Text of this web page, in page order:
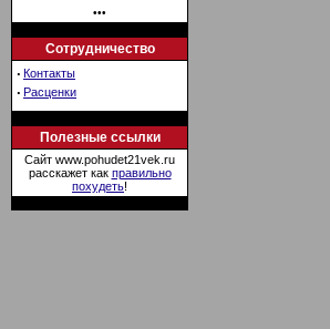
•••
Сотрудничество
· Контакты
· Расценки
Полезные ссылки
Сайт www.pohudet21vek.ru
расскажет как правильно
похудеть!